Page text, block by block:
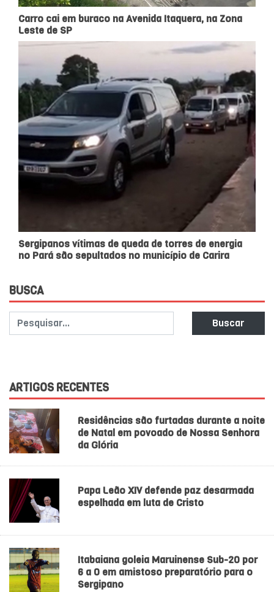
Carro cai em buraco na Avenida Itaquera, na Zona
Leste de SP
Sergipanos vítimas de queda de torres de energia
no Pará são sepultados no município de Carira
BUSCA
Buscar
ARTIGOS RECENTES
Residências são furtadas durante a noite
de Natal em povoado de Nossa Senhora
da Glória
Papa Leão XIV defende paz desarmada
espelhada em luta de Cristo
Itabaiana goleia Maruinense Sub-20 por
6 a 0 em amistoso preparatório para o
Sergipano